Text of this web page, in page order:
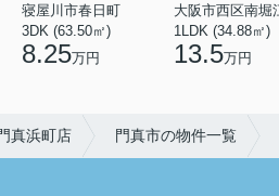
寝屋川市春日町
3DK (63.50㎡)
8.25万円
1LDK (34.88㎡)
13.5万円
真浜町店 門真市の物件一覧